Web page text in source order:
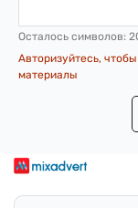
Осталось символов:
Авторизуйтесь,
материалы